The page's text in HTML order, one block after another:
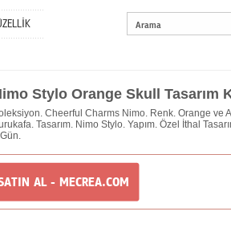
Stylo Orange Skull Tasarım
Cheerful Charms Nimo. Renk. Orange ve
Tasarım. Nimo Stylo. Yapım. Özel İthal
AL - MECREA.COM